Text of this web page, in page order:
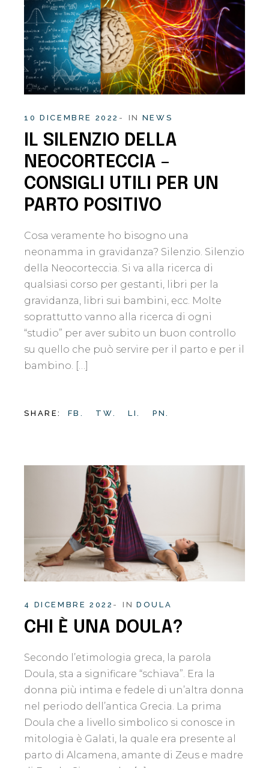
10 DICEMBRE 2022 IN NEWS
IL SILENZIO DELLA
NEOCORTECCIA –
CONSIGLI UTILI PER UN
PARTO POSITIVO
Cosa veramente ho bisogno una
neonamma in gravidanza? Silenzio. Silenzio
della Neocorteccia. Si va alla ricerca di
qualsiasi corso per gestanti, libri per la
gravidanza, libri sui bambini, ecc. Molte
soprattutto vanno alla ricerca di ogni
“studio” per aver subito un buon controllo
su quello che può servire per il parto e per il
bambino. […]
SHARE: FB. TW. LI. PN.
4 DICEMBRE 2022 IN DOULA
CHI È UNA DOULA?
Secondo l’etimologia greca, la parola
Doula, sta a significare “schiava”. Era la
donna più intima e fedele di un’altra donna
nel periodo dell’antica Grecia. La prima
Doula che a livello simbolico si conosce in
mitologia è Galati, la quale era presente al
parto di Alcamena, amante di Zeus e madre